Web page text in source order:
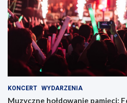
r
u
c
d
z
z
H
o
a
n
KONCERT WYDARZENIA
Muzyczne hołdowanie pamięci: